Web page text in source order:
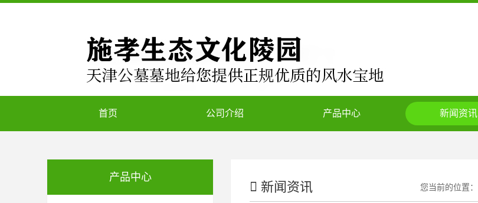
首页 公司介绍 产品中心 新闻资讯
产品中心
新闻资讯 您当前的位置：